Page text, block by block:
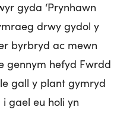
gyda ‘Prynhawn
drwy gydol y
byrbryd ac mewn
gennym hefyd Fwrdd
gall y plant gymryd
gael eu holi yn